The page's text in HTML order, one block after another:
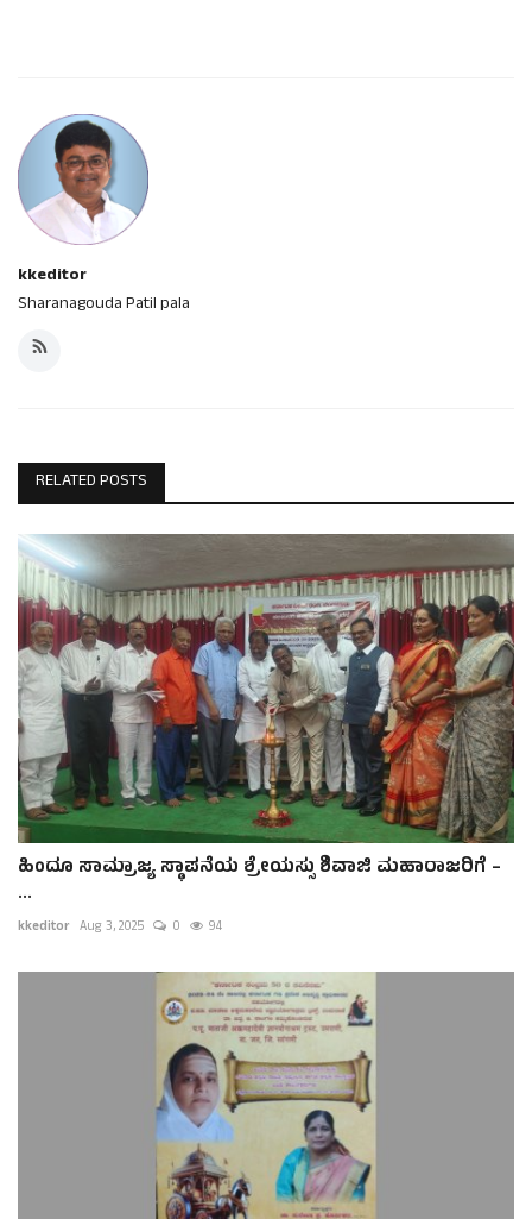
kkeditor
Sharanagouda Patil pala
RELATED POSTS
ಹಿಂದೂ ಸಾಮ್ರಾಜ್ಯ ಸ್ಥಾಪನೆಯ ಶ್ರೇಯಸ್ಸು ಶಿವಾಜಿ ಮಹಾರಾಜರಿಗೆ –
...
kkeditor Aug 3, 2025 0 94